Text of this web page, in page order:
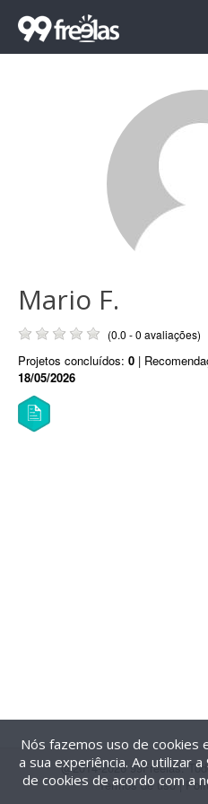
Mario F.
(0.0 - 0 avaliações)
Projetos concluídos: 0 |
18/05/2026
@2014-2026 99Freelas.
Termos de uso|
Nós fazemos uso de cookies
a sua experiência. Ao utilizar
de cookies de acordo com a